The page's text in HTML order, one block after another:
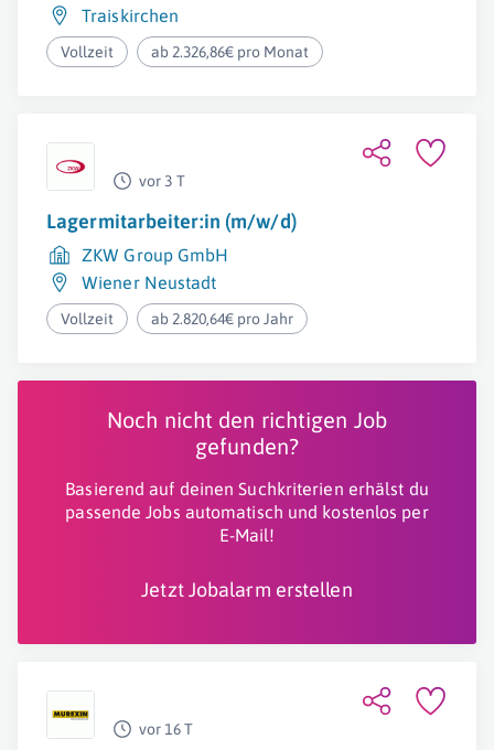
Traiskirchen
Vollzeit ab 2.326,86€ pro Monat
vor 3 T
Lagermitarbeiter:in (m/w/d)
ZKW Group GmbH
Wiener Neustadt
Vollzeit ab 2.820,64€ pro Jahr
Noch nicht den richtigen Job
gefunden?
Basierend auf deinen Suchkriterien erhälst du
passende Jobs automatisch und kostenlos per
E-Mail!
Jetzt Jobalarm erstellen
vor 16 T